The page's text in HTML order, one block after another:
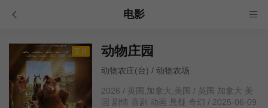
电影
正片 动物庄园
动物农庄(台) / 动物农场
2026 / 英国,加拿大,美国 / 英国 加拿大 美
国 剧情 喜剧 动画 悬疑 奇幻 / 2025-06-09